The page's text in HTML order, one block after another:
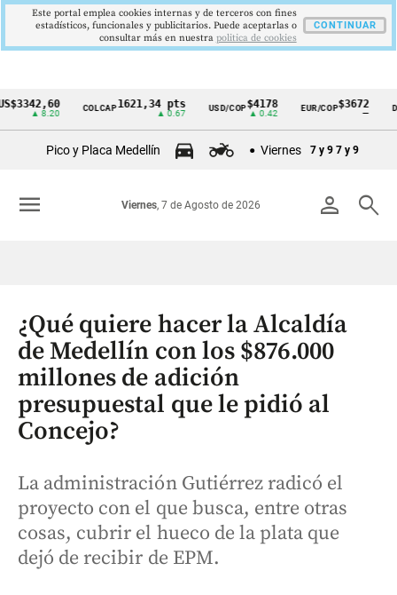
Cintillo
Colombia
COLCAP1621,34 pts USD/COP$4178
▲ 0.42
EUR/COP$3672
—
Pico y Placa Medellín Viernes 7 y 9 7 y 9
person search
Viernes, 7 de Agosto de 2026
menu
¿Qué quiere hacer la Alcaldía
de Medellín con los $876.000
millones de adición
presupuestal que le pidió al
Concejo?
La administración Gutiérrez radicó el
proyecto con el que busca, entre otras
cosas, cubrir el hueco de la plata que
dejó de recibir de EPM.
Este portal emplea cookies internas y de terceros con fines
estadísticos, funcionales y publicitarios. Puede aceptarlas o
consultar más en nuestra politica de cookies
CONTINUAR